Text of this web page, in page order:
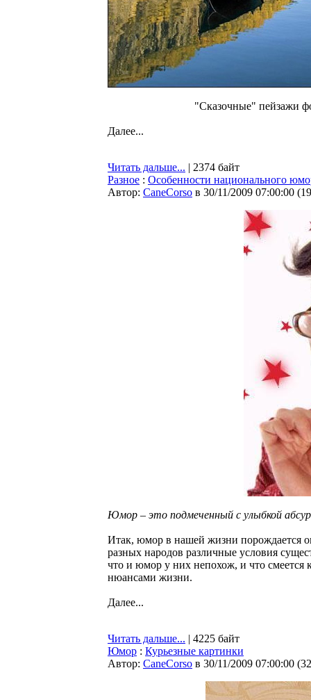
"Сказочные" пейзажи
Далее...
Читать дальше... | 2374 байт
Разное : Особенности национального
Автор: CaneCorso в 30/11/2009 07:00:00 (
Юмор – это подмеченный с улыбкой
Итак, юмор в нашей жизни порождается
разных народов различные условия
что и юмор у них непохож, и что
нюансами жизни.
Далее...
Читать дальше... | 4225 байт
Юмор : Курьезные картинки
Автор: CaneCorso в 30/11/2009 07:00:00 (